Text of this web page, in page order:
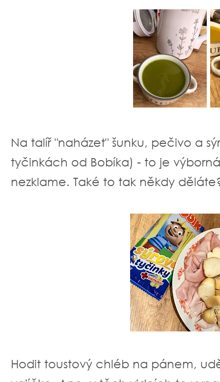
Na talíř "naházet" šunku, pečivo a
tyčinkách od Bobíka) - to je
nezklame. Také to tak někdy
Hodit toustový chléb na pánem,